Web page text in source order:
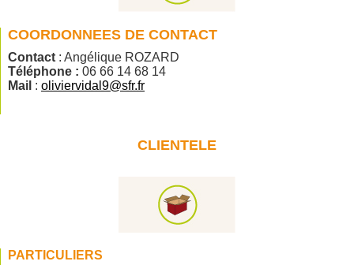
COORDONNEES DE CONTACT
Contact : Angélique ROZARD
Téléphone : 06 66 14 68 14
Mail : oliviervidal9@sfr.fr
CLIENTELE
PARTICULIERS